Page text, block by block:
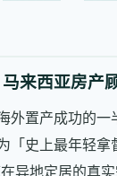
来西亚房产
外置产成功的一
「史上最年轻拿
异地定居的真